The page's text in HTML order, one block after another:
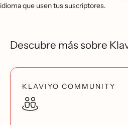
idioma que usen tus suscriptores.
Descubre más sobre
KLAVIYO COMMUNITY